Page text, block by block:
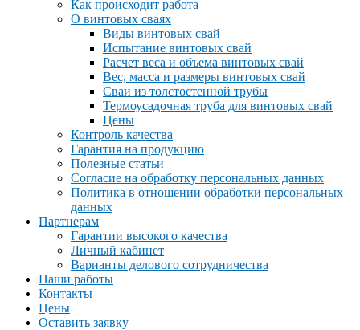
Как происходит работа
О винтовых сваях
Виды винтовых свай
Испытание винтовых свай
Расчет веса и объема винтовых свай
Вес, масса и размеры винтовых свай
Сваи из толстостенной трубы
Термоусадочная труба для винтовых свай
Цены
Контроль качества
Гарантия на продукцию
Полезные статьи
Согласие на обработку персональных данных
Политика в отношении обработки персональных
данных
Партнерам
Гарантии высокого качества
Личный кабинет
Варианты делового сотрудничества
Наши работы
Контакты
Цены
Оставить заявку